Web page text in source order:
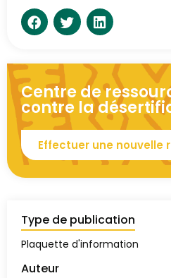
Centre de
contre la
Effectuer une nouvelle
Type de publication
Plaquette d'information
Auteur